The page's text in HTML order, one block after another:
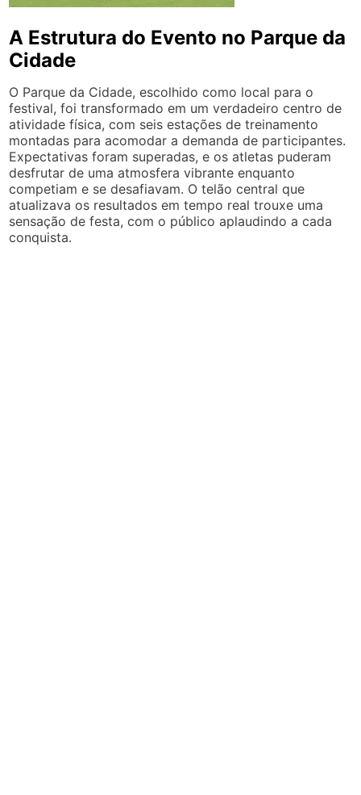
A Estrutura do Evento no Parque da
Cidade
O Parque da Cidade, escolhido como local para o
festival, foi transformado em um verdadeiro centro de
atividade física, com seis estações de treinamento
montadas para acomodar a demanda de participantes.
Expectativas foram superadas, e os atletas puderam
desfrutar de uma atmosfera vibrante enquanto
competiam e se desafiavam. O telão central que
atualizava os resultados em tempo real trouxe uma
sensação de festa, com o público aplaudindo a cada
conquista.